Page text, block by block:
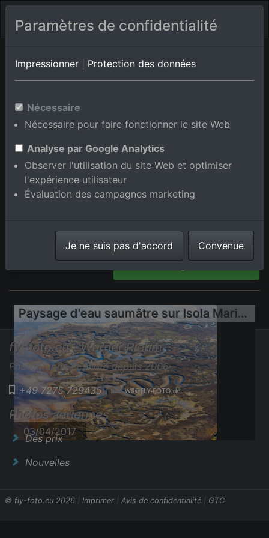
Latisana Udine Lignano Sabbiadoro
Photos aériennes de
Lignano/Isola Sant Andrea en
Udine, Italie
aériennes de la boutique en
Paysage d'eau saumâtre sur Isola Marinetta à Lido di Grado près de Lignano Sabbiadoro
03/04/2017
fly-foto.eu - Werner Riehm
Photographe et pilote depuis 2006
+49 7275 729435|
Photos aériennes
Des prix
Nouvelles
© fly-foto.eu 2026 | Imprimer | Avis de confidentialité | GTC
Paramètres de confidentialité
Impressionner Protection des données
Nécessaire
Nécessaire pour faire fonctionner le site Web
Analyse par Google Analytics
Observer l'utilisation du site Web et optimiser
l'expérience utilisateur
Évaluation des campagnes marketing
Je ne suis pas d'accord Convenue